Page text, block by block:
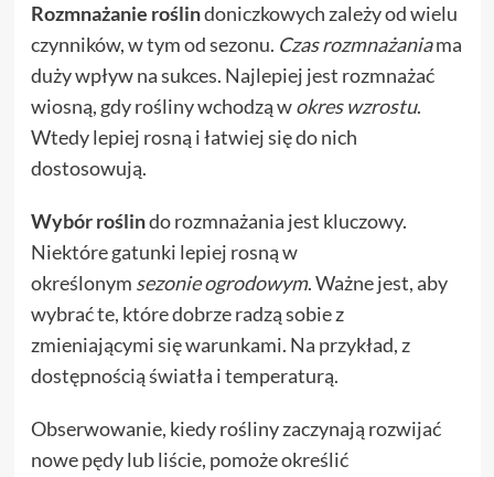
Rozmnażanie roślindoniczkowych zależy od wielu
czynników, w tym od sezonu. Czas rozmnażaniama
duży wpływ na sukces. Najlepiej jest rozmnażać
wiosną, gdy rośliny wchodzą wokres wzrostu.
Wtedy lepiej rosną i łatwiej się do nich
dostosowują.
Wybór roślindo rozmnażania jest kluczowy.
Niektóre gatunki lepiej rosną w
określonym sezonie ogrodowym. Ważne jest, aby
wybrać te, które dobrze radzą sobie z
zmieniającymi się warunkami. Na przykład, z
dostępnością światła i temperaturą.
Obserwowanie, kiedy rośliny zaczynają rozwijać
nowe pędy lub liście, pomoże określić